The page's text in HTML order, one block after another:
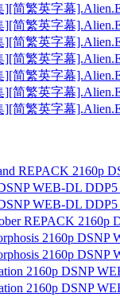
简繁英字幕
简繁英字幕
简繁英字幕
简繁英字幕
简繁英字幕
简繁英字幕
简繁英字幕
REPACK 2160p
WEB-DL
WEB-DL
REPACK
2160p
2160p
2160p DSNP
2160p DSNP